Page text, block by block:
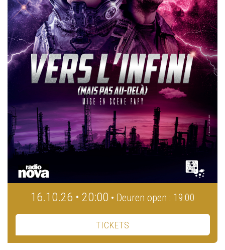
16.10.26 • 20:00 • Deuren open : 19:00
TICKETS